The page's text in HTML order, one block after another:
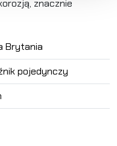
znacznie
Brytania
pojedynczy